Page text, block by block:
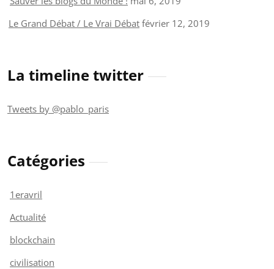
Le Grand Débat / Le Vrai Débat février 12, 2019
La timeline twitter
Tweets by @pablo_paris
Catégories
1eravril
Actualité
blockchain
civilisation